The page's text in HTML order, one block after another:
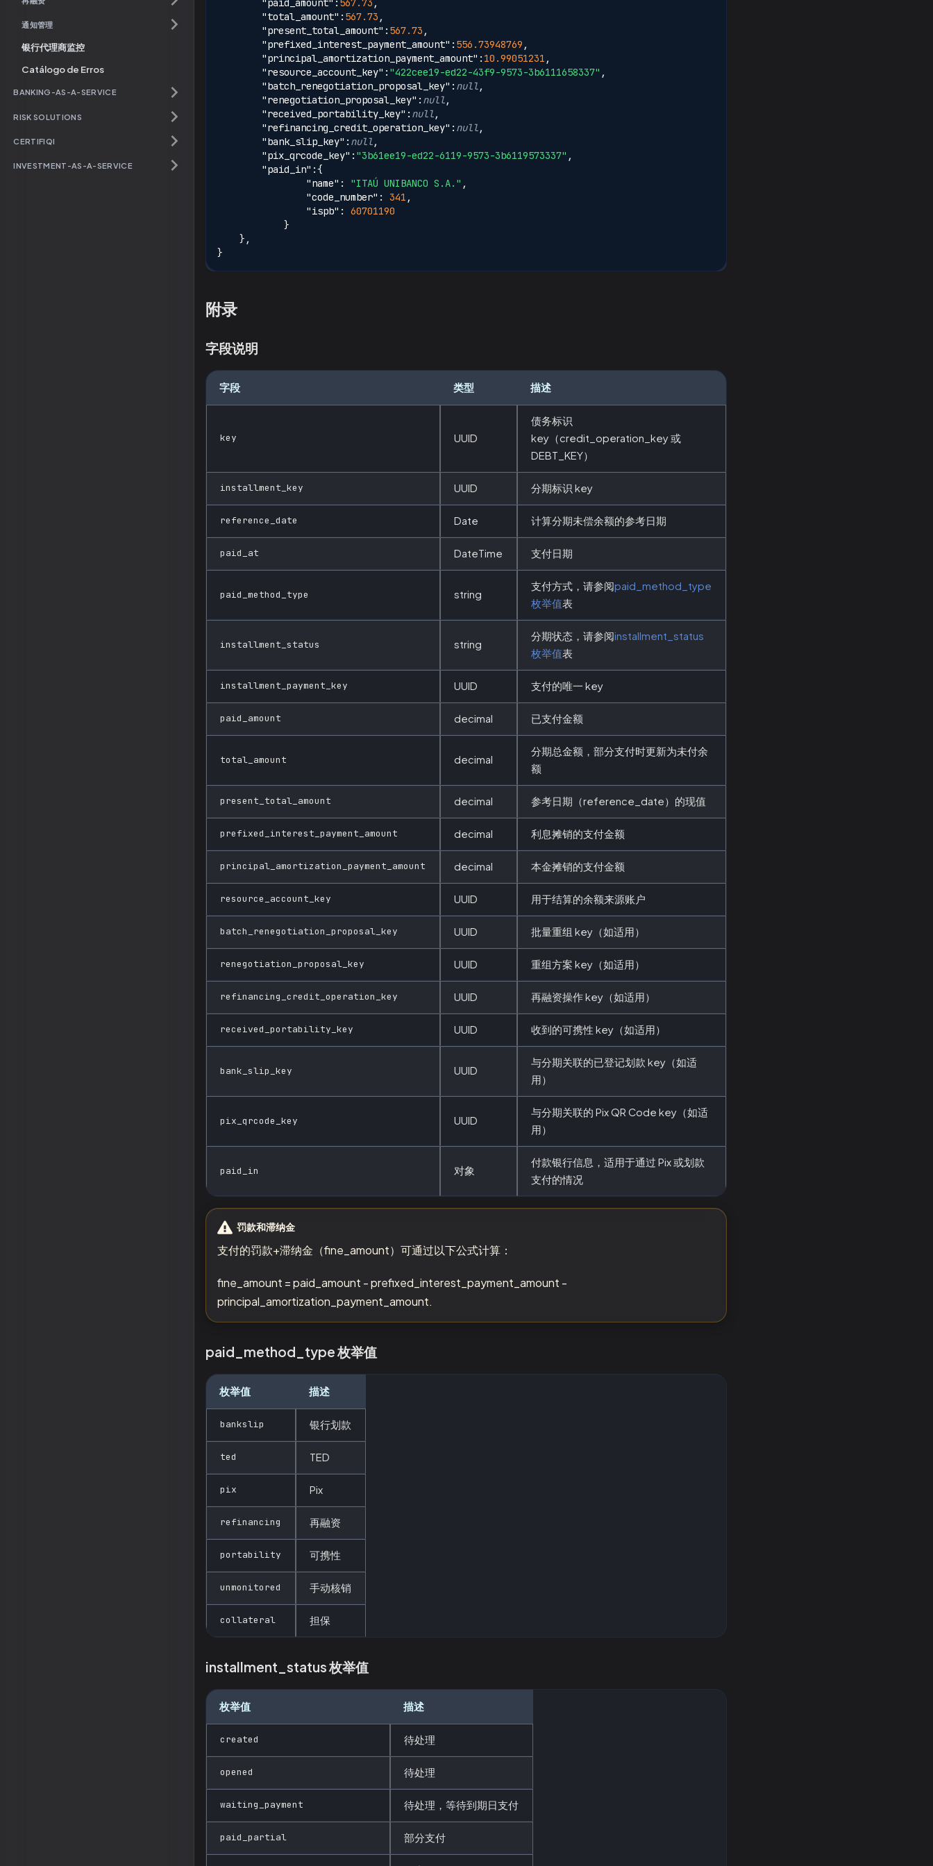
通知管理
银行代理商监控
Catálogo de Erros
BANKING-AS-A-SERVICE
RISK SOLUTIONS
CERTIFIQI
INVESTMENT-AS-A-SERVICE
"total_amount" : 567.73 ,
"present_total_amount" : 567.73 ,
"prefixed_interest_payment_amount" : 556.73948769 ,
"principal_amortization_payment_amount" : 10.99051231 ,
"resource_account_key" : "422cee19-ed22-43f9-9573-3b6111658337" ,
"batch_renegotiation_proposal_key" : null ,
"renegotiation_proposal_key" : null ,
"received_portability_key" : null ,
"refinancing_credit_operation_key" : null ,
"bank_slip_key" : null ,
"pix_qrcode_key" : "3b61ee19-ed22-6119-9573-3b6119573337" ,
"paid_in" :{
"name" : "ITAÚ UNIBANCO S.A." ,
"code_number" : 341 ,
"ispb" :
60701190
}
} ,
}
附录
字段说明
字段 类型 描述
key UUID
债务标识
key（credit_operation_key 或
DEBT_KEY）
installment_key UUID 分期标识 key
reference_date Date 计算分期未偿余额的参考日期
paid_at DateTime 支付日期
paid_method_type string
支付方式，请参阅paid_method_type
枚举值表
installment_status string
分期状态，请参阅installment_status
枚举值表
installment_payment_key UUID 支付的唯一 key
paid_amount decimal 已支付金额
total_amount decimal
分期总金额，部分支付时更新为未付余
额
present_total_amount decimal 参考日期（reference_date）的现值
prefixed_interest_payment_amount decimal 利息摊销的支付金额
principal_amortization_payment_amount decimal 本金摊销的支付金额
resource_account_key UUID 用于结算的余额来源账户
batch_renegotiation_proposal_key UUID 批量重组 key（如适用）
renegotiation_proposal_key UUID 重组方案 key（如适用）
refinancing_credit_operation_key UUID 再融资操作 key（如适用）
received_portability_key UUID 收到的可携性 key（如适用）
bank_slip_key UUID
与分期关联的已登记划款 key（如适
用）
pix_qrcode_key UUID
与分期关联的 Pix QR Code key（如适
用）
paid_in 对象
付款银行信息，适用于通过 Pix 或划款
支付的情况
罚款和滞纳金
支付的罚款+滞纳金（fine_amount）可通过以下公式计算：
fine_amount = paid_amount - prefixed_interest_payment_amount -
principal_amortization_payment_amount.
paid_method_type 枚举值
枚举值 描述
bankslip 银行划款
ted TED
pix Pix
refinancing 再融资
portability 可携性
unmonitored 手动核销
collateral 担保
installment_status 枚举值
枚举值 描述
created 待处理
opened 待处理
waiting_payment 待处理，等待到期日支付
paid_partial 部分支付